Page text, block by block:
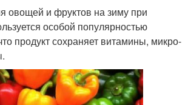
овощей и фруктов на зиму при
особой популярностью
продукт сохраняет витамины, микро-